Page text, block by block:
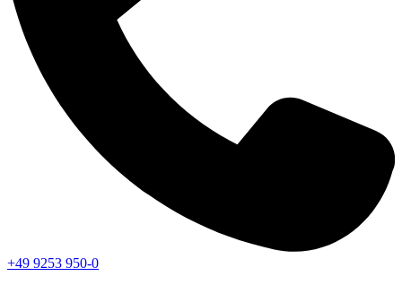
+49 9253 950-0